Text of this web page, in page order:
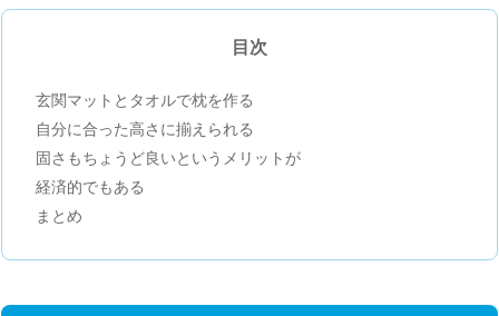
目次
玄関マットとタオルで枕を作る
自分に合った高さに揃えられる
固さもちょうど良いというメリットが
経済的でもある
まとめ